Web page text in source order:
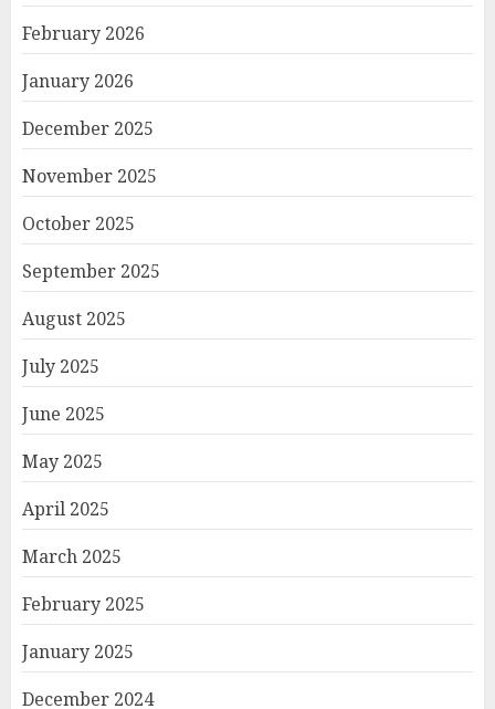
February 2026
January 2026
December 2025
November 2025
October 2025
September 2025
August 2025
July 2025
June 2025
May 2025
April 2025
March 2025
February 2025
January 2025
December 2024